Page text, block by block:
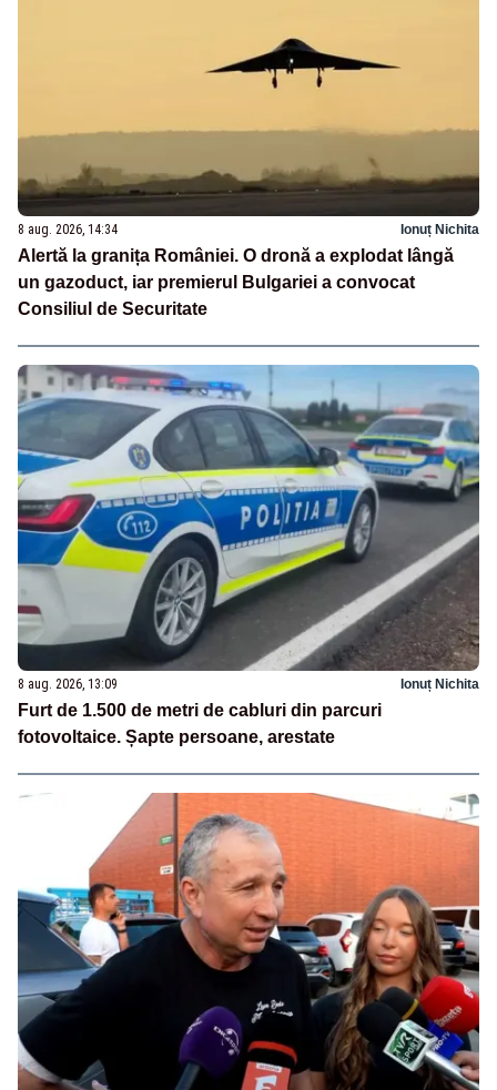
8 aug. 2026, 14:34 Ionuț Nichita
Alertă la granița României. O dronă a explodat lângă
un gazoduct, iar premierul Bulgariei a convocat
Consiliul de Securitate
8 aug. 2026, 13:09 Ionuț Nichita
Furt de 1.500 de metri de cabluri din parcuri
fotovoltaice. Șapte persoane, arestate